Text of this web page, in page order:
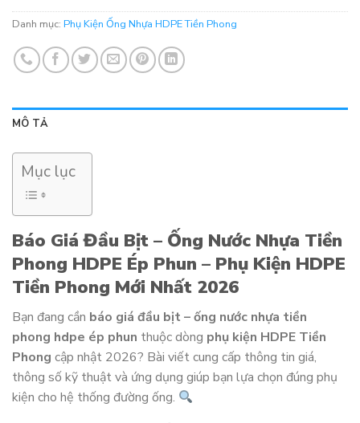
Danh mục: Phụ Kiện Ống Nhựa HDPE Tiền Phong
MÔ TẢ
Mục lục
Báo Giá Đầu Bịt – Ống Nước Nhựa Tiền
Phong HDPE Ép Phun – Phụ Kiện HDPE
Tiền Phong Mới Nhất 2026
Bạn đang cần báo giá đầu bịt – ống nước nhựa tiền
phong hdpe ép phun thuộc dòng phụ kiện HDPE Tiền
Phong cập nhật 2026? Bài viết cung cấp thông tin giá,
thông số kỹ thuật và ứng dụng giúp bạn lựa chọn đúng phụ
kiện cho hệ thống đường ống.